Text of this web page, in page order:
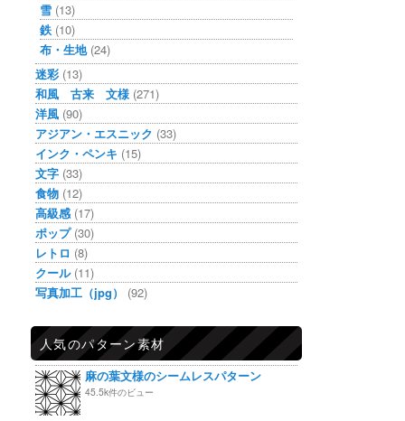
雪 (13)
鉄 (10)
布・生地(24)
迷彩 (13)
和風 古来 文様 (271)
洋風 (90)
アジアン・エスニック (33)
インク・ペンキ (15)
文字 (33)
食物 (12)
高級感 (17)
ポップ(30)
レトロ (8)
クール(11)
写真加工（jpg）
(92)
人気のパターン素材
麻の葉文様のシームレスパターン
45.5k件のビュー